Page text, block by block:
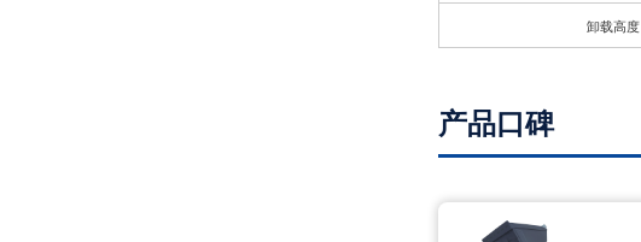
卸载高度
产品口碑